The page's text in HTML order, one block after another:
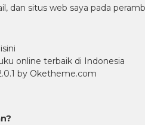
dan situs web saya pada
online terbaik di Indonesia
by Oketheme.com